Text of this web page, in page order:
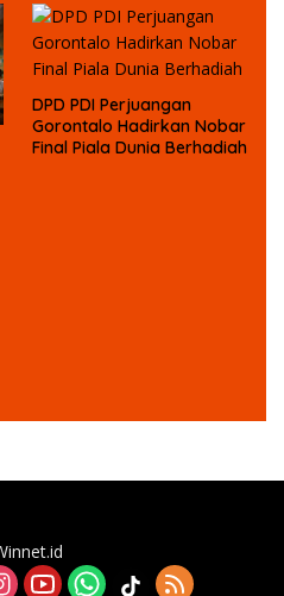
DPD PDI Perjuangan
Gorontalo Hadirkan Nobar
Final Piala Dunia Berhadiah